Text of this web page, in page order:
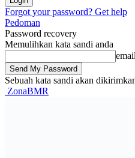
Forgot your password? Get help
Pedoman
Password recovery
Memulihkan kata sandi anda
Sebuah kata sandi akan
ZonaBMR